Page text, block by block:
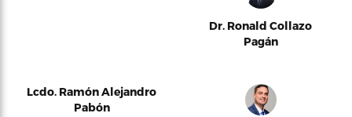
Dr. Ronald Collazo
Pagán
Lcdo. Ramón Alejandro
Pabón